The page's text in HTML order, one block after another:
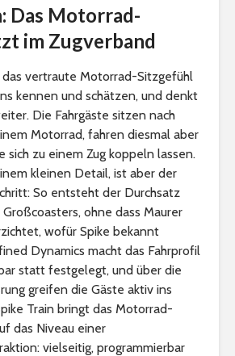
Das Motorrad-
im Zugverband
das vertraute Motorrad-Sitzgefühl
kennen und schätzen, und denkt
Die Fahrgäste sitzen nach
Motorrad, fahren diesmal aber
sich zu einem Zug koppeln lassen.
kleinen Detail, ist aber der
So entsteht der Durchsatz
Großcoasters, ohne dass Maurer
wofür Spike bekannt
Dynamics macht das Fahrprofil
statt festgelegt, und über die
greifen die Gäste aktiv ins
Train bringt das Motorrad-
das Niveau einer
vielseitig, programmierbar